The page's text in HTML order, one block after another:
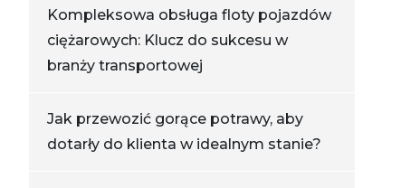
Kompleksowa obsługa floty pojazdów
ciężarowych: Klucz do sukcesu w
branży transportowej
Jak przewozić gorące potrawy, aby
dotarły do klienta w idealnym stanie?